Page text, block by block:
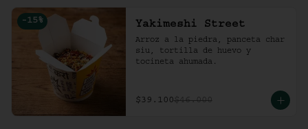
-15 % Yakimeshi Street
Arroz a la piedra, panceta char
siu, tortilla de huevo y
tocineta ahumada.
$39.100$46.000